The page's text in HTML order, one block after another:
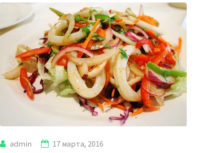
admin 17 марта, 2016